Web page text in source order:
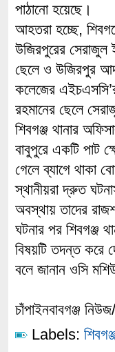
পাঠানো হয়েছে।
আহতরা হচ্ছে,
উজিরপুরের সেরাজুল
ছেলে ও উজিরপুর
কলেজের
রহমানের ছেলে
শিবগঞ্জ থানার
বাবুপুরে একটি পাট
গেলে ব্যাগে থাকা
স্থানীয়রা দ্রুত
অবস্থায় তাদের
ঘটনার পর শিবগঞ্জ
বিষয়টি তদন্ত করে
বলে জানান ওসি
চাঁপাইনবাবগঞ্জ
Labels: